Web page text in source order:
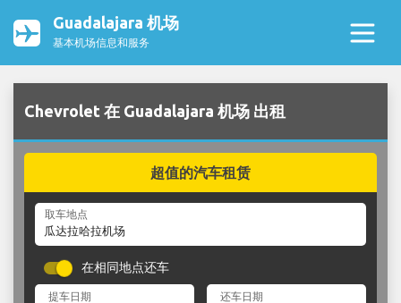
Guadalajara 机场
基本机场信息和服务
Chevrolet 在 Guadalajara 机场 出租
超值的汽车租赁
取车地点
在相同地点还车
提车日期 还车日期